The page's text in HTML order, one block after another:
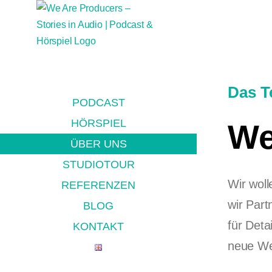
PODCAST
HÖRSPIEL
ÜBER UNS
STUDIOTOUR
REFERENZEN
BLOG
KONTAKT
Das
Wir
wir
für
neue